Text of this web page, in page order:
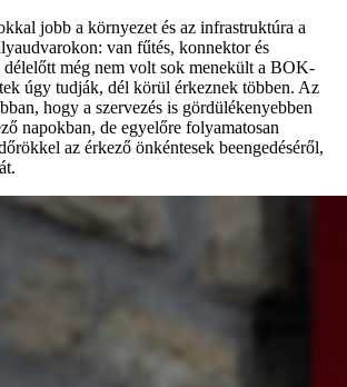
jobb a környezet és az infrastruktúra a
van fűtés, konnektor és
még nem volt sok menekült a BOK-
úgy tudják, dél körül érkeznek többen. Az
hogy a szervezés is gördülékenyebben
napokban, de egyelőre folyamatosan
az érkező önkéntesek beengedéséről,